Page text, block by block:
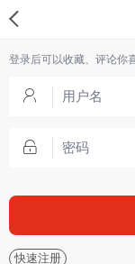
登录后可以收藏、评论你
快速注册